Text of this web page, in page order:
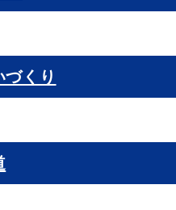
（申請書）空き家バン
づくり